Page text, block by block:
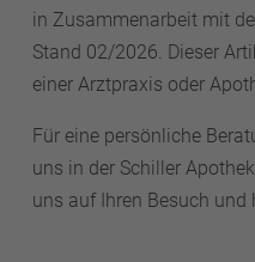
in Zusammenarbeit mit
Stand 02/2026. Dieser
einer Arztpraxis oder
Für eine persönliche
uns in der Schiller
uns auf Ihren Besuch und